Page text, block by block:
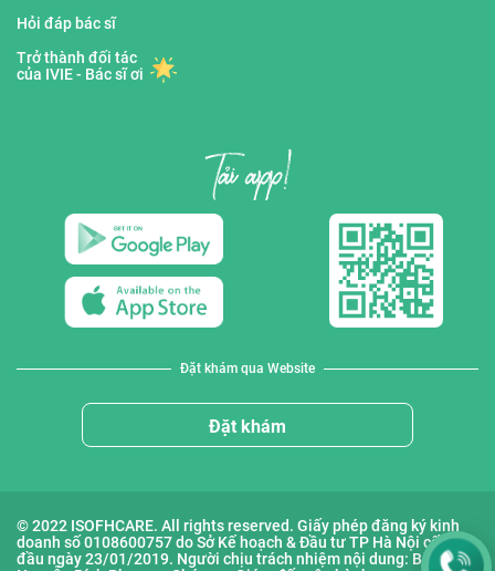
Hỏi đáp bác sĩ
Trở thành đối tác
của IVIE - Bác sĩ ơi
Đặt khám qua Website
Đặt khám
© 2022 ISOFHCARE. All rights reserved. Giấy phép đăng ký kinh
doanh số 0108600757 do Sở Kế hoạch & Đầu tư TP Hà Nội cấp lần
đầu ngày 23/01/2019. Người chịu trách nhiệm nội dung: Bà